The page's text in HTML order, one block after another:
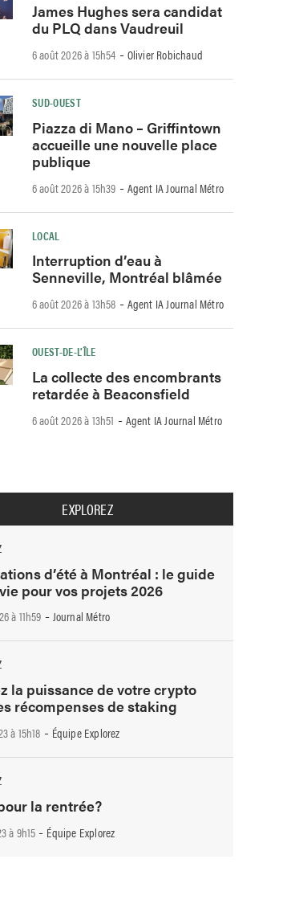
James Hughes sera candidat
du PLQ dans Vaudreuil
6 août 2026 à 15h54 -Olivier Robichaud
SUD-OUEST
Piazza di Mano – Griffintown
accueille une nouvelle place
publique
6 août 2026 à 15h39 -Agent IA Journal Métro
LOCAL
Interruption d’eau à
Senneville, Montréal blâmée
6 août 2026 à 13h58 -Agent IA Journal Métro
OUEST-DE-L’ÎLE
La collecte des encombrants
retardée à Beaconsfield
6 août 2026 à 13h51 -Agent IA Journal Métro
EXPLOREZ
d’été à Montréal : le guide
pour vos projets 2026
à 11h59 -Journal Métro
la puissance de votre crypto
récompenses de staking
à 15h18 - Équipe Explorez
la rentrée?
à 9h15 - Équipe Explorez